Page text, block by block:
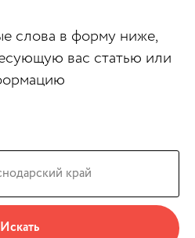
слова в форму ниже,
вас статью или
Искать